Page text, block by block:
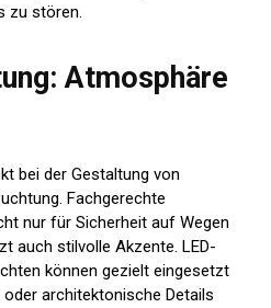
zu stören.
Atmosphäre
bei der Gestaltung von
Fachgerechte
nur für Sicherheit auf Wegen
auch stilvolle Akzente. LED-
können gezielt eingesetzt
architektonische Details